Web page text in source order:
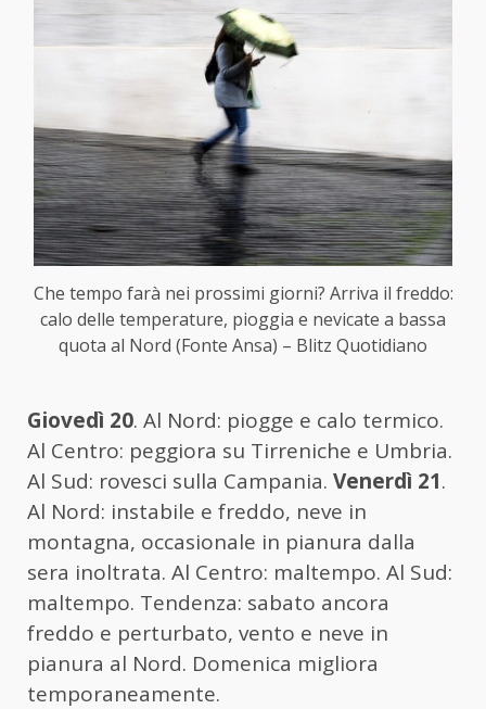
Che tempo farà nei prossimi giorni? Arriva il freddo:
calo delle temperature, pioggia e nevicate a bassa
quota al Nord (Fonte Ansa) – Blitz Quotidiano
Giovedì 20. Al Nord: piogge e calo termico.
Al Centro: peggiora su Tirreniche e Umbria.
Al Sud: rovesci sulla Campania. Venerdì 21.
Al Nord: instabile e freddo, neve in
montagna, occasionale in pianura dalla
sera inoltrata. Al Centro: maltempo. Al Sud:
maltempo. Tendenza: sabato ancora
freddo e perturbato, vento e neve in
pianura al Nord. Domenica migliora
temporaneamente.